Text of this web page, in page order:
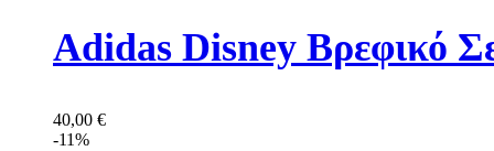
Adidas Disney Βρεφικό
40,00 €
-11%